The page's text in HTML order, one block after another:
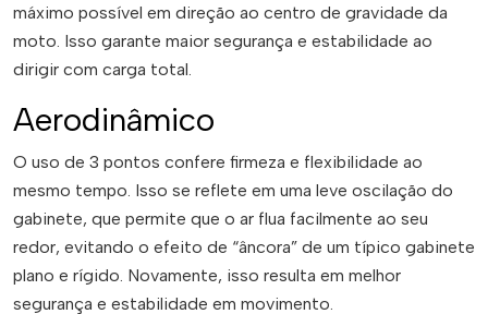
máximo possível em direção ao centro de gravidade da
moto. Isso garante maior segurança e estabilidade ao
dirigir com carga total.
Aerodinâmico
O uso de 3 pontos confere firmeza e flexibilidade ao
mesmo tempo. Isso se reflete em uma leve oscilação do
gabinete, que permite que o ar flua facilmente ao seu
redor, evitando o efeito de “âncora” de um típico gabinete
plano e rígido. Novamente, isso resulta em melhor
segurança e estabilidade em movimento.